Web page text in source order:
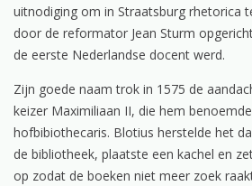
uitnodiging om in Straatsburg rhetorica
door de reformator Jean Sturm
de eerste Nederlandse docent werd.
Zijn goede naam trok in 1575 de
keizer Maximiliaan II, die hem
hofbibiothecaris. Blotius herstelde het
de bibliotheek, plaatste een kachel en
op zodat de boeken niet meer zoek